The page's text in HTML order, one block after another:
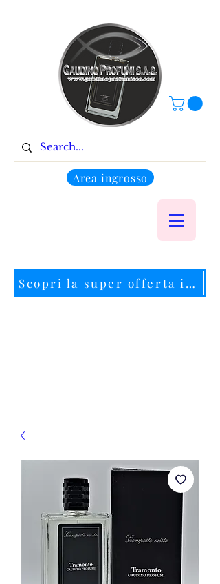
Scopri la super offerta in corso
Area ingrosso